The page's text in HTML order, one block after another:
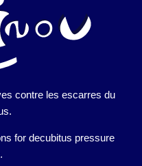
contre les escarres du
for decubitus pressure